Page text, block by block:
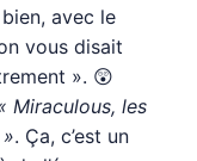
avec le
vous disait
». 😲
Miraculous, les
. Ça, c’est un